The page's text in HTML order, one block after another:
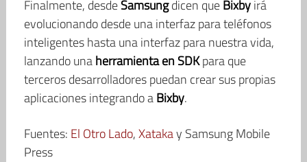
Finalmente, desdeSamsungdicen queBixbyirá
evolucionando desde una interfaz para teléfonos
inteligentes hasta una interfaz para nuestra vida,
lanzando unaherramienta en SDKpara que
terceros desarrolladores puedan crear sus propias
aplicaciones integrando aBixby.
Fuentes: El Otro Lado,Xatakay Samsung Mobile
Press